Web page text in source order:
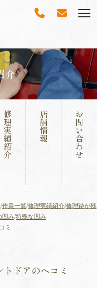
介
修
理
実
績
紹
介
店
舗
情
報
お
問
い
合
わ
せ
/作業一覧/修理実績紹介/修理跡が残
凹み/特殊な凹み
ミ
ドアのヘコミ